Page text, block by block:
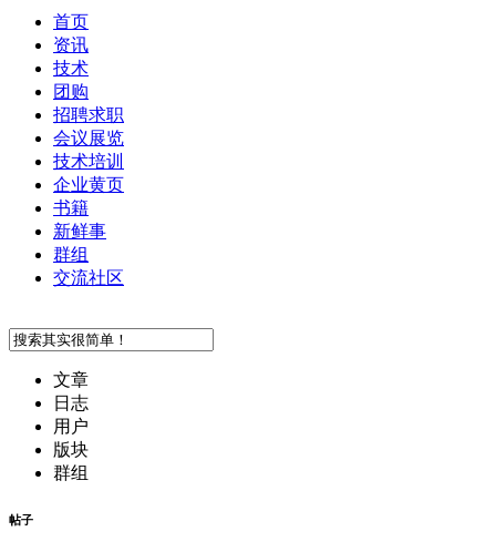
首页
资讯
技术
团购
招聘求职
会议展览
技术培训
企业黄页
书籍
新鲜事
群组
交流社区
文章
日志
用户
版块
群组
帖子